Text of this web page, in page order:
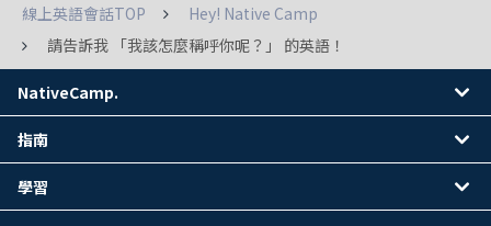
線上英語會話TOP
Hey! Native Camp
請告訴我 「我該怎麼稱呼你呢？」 的英語！
NativeCamp.
指南
學習